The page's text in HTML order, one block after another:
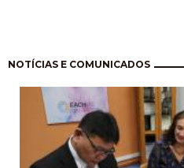
NOTÍCIAS E COMUNICADOS
Paginación